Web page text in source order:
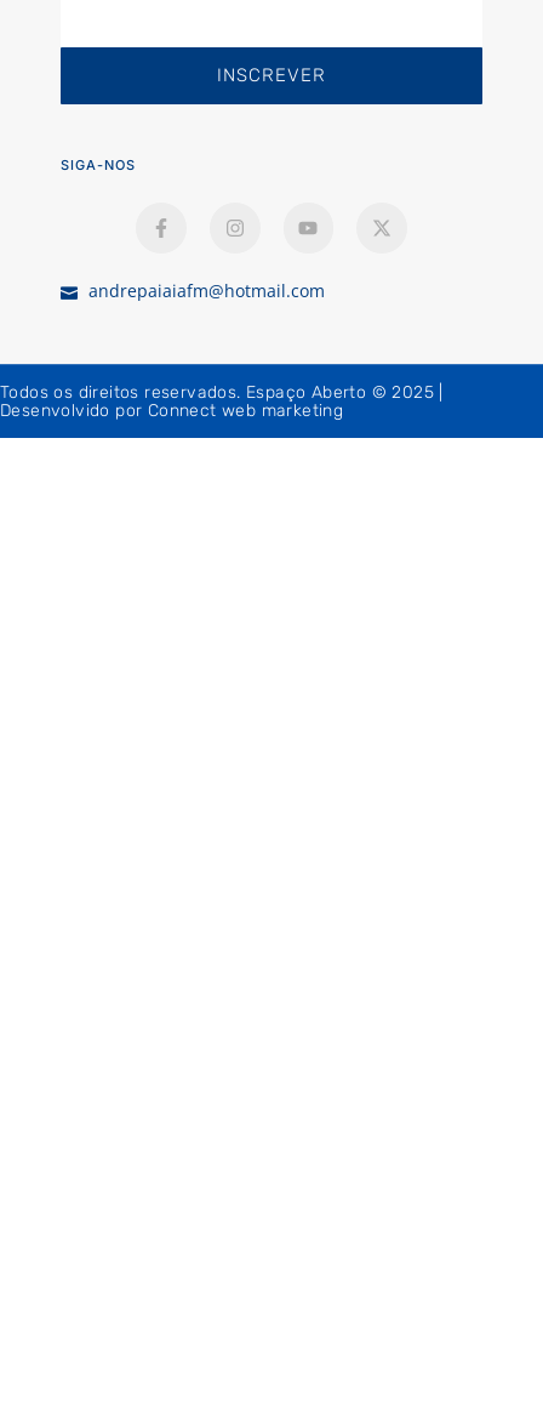
INSCREVER
SIGA-NOS
andrepaiaiafm@hotmail.com
Todos os direitos reservados. Espaço Aberto © 2025 |
Desenvolvido por Connect web marketing